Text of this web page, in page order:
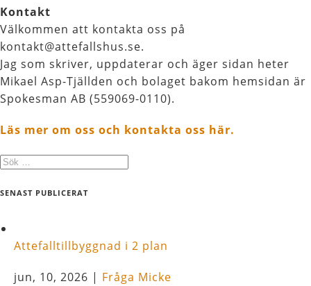
Kontakt
Välkommen att kontakta oss på
kontakt@attefallshus.se.
Jag som skriver, uppdaterar och äger sidan heter
Mikael Asp-Tjällden och bolaget bakom hemsidan är
Spokesman AB (559069-0110).
Läs mer om oss och kontakta oss här.
SENAST PUBLICERAT
Attefalltillbyggnad i 2 plan
jun, 10, 2026 | Fråga Micke